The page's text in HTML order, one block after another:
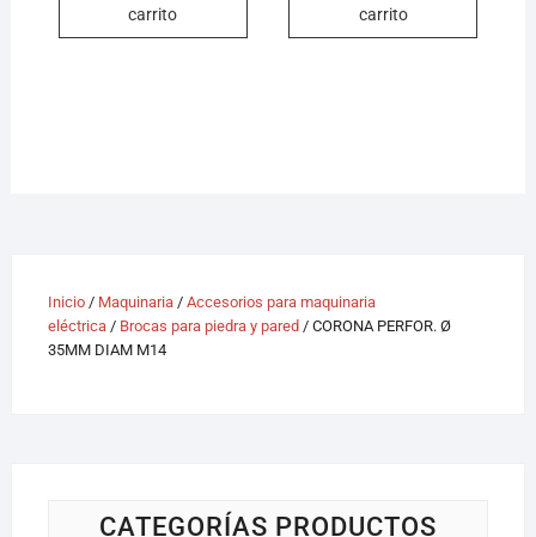
carrito
carrito
Inicio/ Maquinaria/ Accesorios para maquinaria
eléctrica/ Brocas para piedra y pared / CORONA PERFOR. Ø
35MM DIAM M14
CATEGORÍAS PRODUCTOS